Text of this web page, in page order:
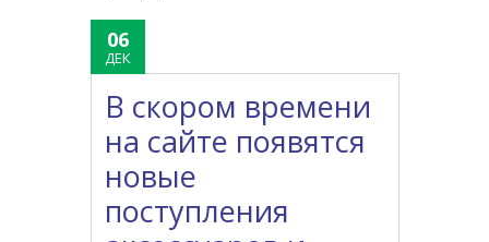
06
ДЕК
В скором времени
на сайте появятся
новые
поступления